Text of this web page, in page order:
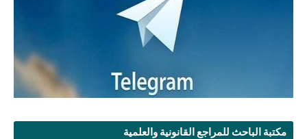
مكتبة الباحث للمراجع القانونية والعلمية